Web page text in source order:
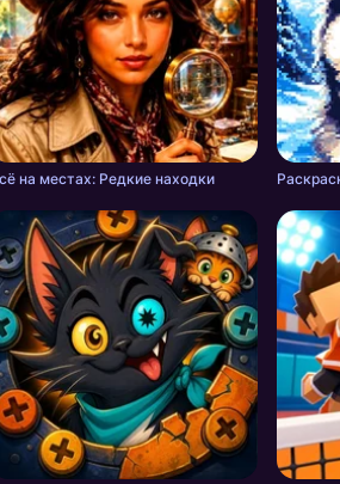
на местах: Редкие находки